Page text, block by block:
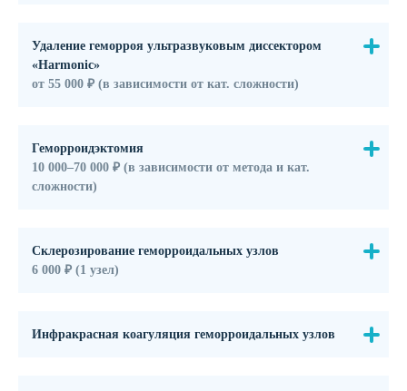
Удаление геморроя ультразвуковым диссектором
«Harmonic»
от 55 000 ₽ (в зависимости от кат. сложности)
Геморроидэктомия
10 000‒70 000 ₽ (в зависимости от метода и кат.
сложности)
Склерозирование геморроидальных узлов
6 000 ₽ (1 узел)
Инфракрасная коагуляция геморроидальных узлов